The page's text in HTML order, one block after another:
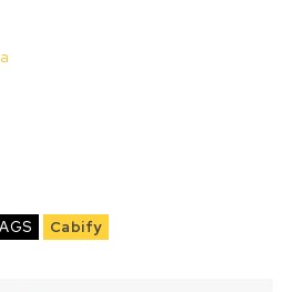
Cabify